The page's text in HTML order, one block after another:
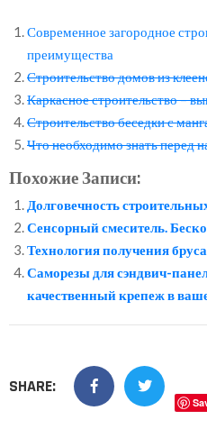
Современное загородное
преимущества
Строительство домов из
Каркасное строительство –
Строительство беседки с
Что необходимо знать перед
Похожие Записи:
Долговечность
Сенсорный смеситель.
Технология получения
Саморезы для сэндвич-
качественный крепеж в
SHARE: